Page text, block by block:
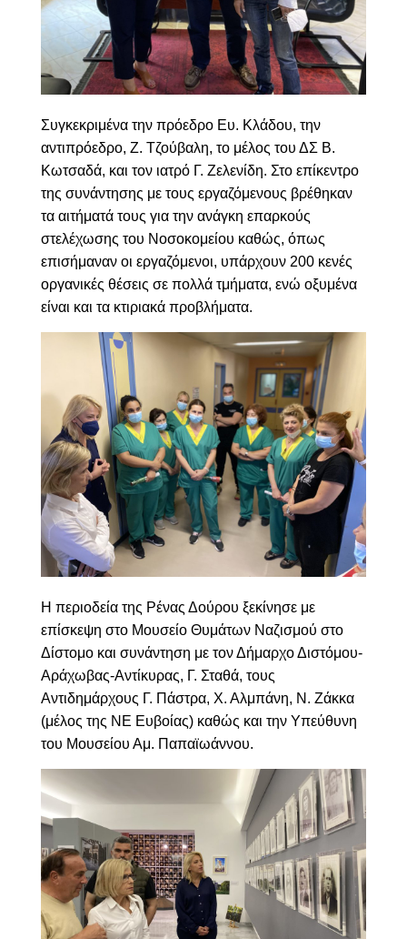
Συγκεκριμένα την πρόεδρο Ευ. Κλάδου, την
αντιπρόεδρο, Ζ. Τζούβαλη, το μέλος του ΔΣ Β.
Κωτσαδά, και τον ιατρό Γ. Ζελενίδη. Στο επίκεντρο
της συνάντησης με τους εργαζόμενους βρέθηκαν
τα αιτήματά τους για την ανάγκη επαρκούς
στελέχωσης του Νοσοκομείου καθώς, όπως
επισήμαναν οι εργαζόμενοι, υπάρχουν 200 κενές
οργανικές θέσεις σε πολλά τμήματα, ενώ οξυμένα
είναι και τα κτιριακά προβλήματα.
Η περιοδεία της Ρένας Δούρου ξεκίνησε με
επίσκεψη στο Μουσείο Θυμάτων Ναζισμού στο
Δίστομο και συνάντηση με τον Δήμαρχο Διστόμου-
Αράχωβας-Αντίκυρας, Γ. Σταθά, τους
Αντιδημάρχους Γ. Πάστρα, Χ. Αλμπάνη, Ν. Ζάκκα
(μέλος της ΝΕ Ευβοίας) καθώς και την Υπεύθυνη
του Μουσείου Αμ. Παπαϊωάννου.